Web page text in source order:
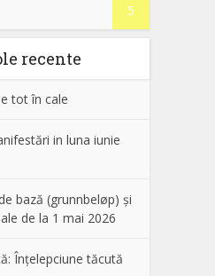
5
recente
tot în cale
in luna iunie
bază (grunnbeløp) și
de la 1 mai 2026
Înțelepciune tăcută